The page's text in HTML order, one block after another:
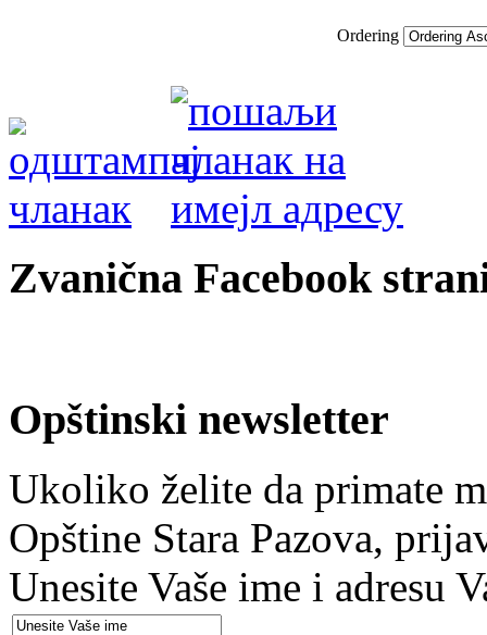
Ordering
Zvanična Facebook
Opštinski newsletter
Ukoliko želite da primate
Opštine Stara Pazova,
Unesite Vaše ime i adresu